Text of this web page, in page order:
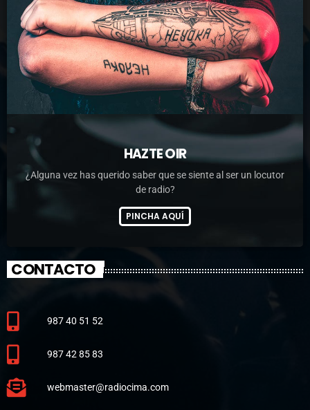
HAZTE OIR
¿Alguna vez has querido saber que se siente al ser un locutor
de radio?
PINCHA AQUÍ
CONTACTO
987 40 51 52
987 42 85 83
webmaster@radiocima.com